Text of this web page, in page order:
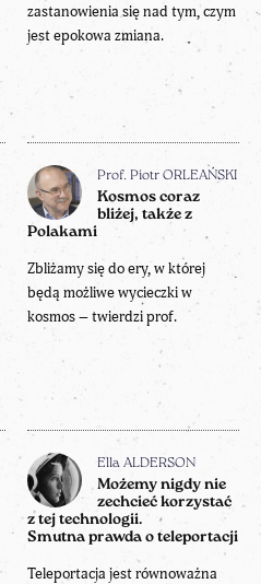
zastanowienia się nad tym, czym
jest epokowa zmiana.
Prof. Piotr ORLEAŃSKI
Kosmos coraz
bliżej, także z
Polakami
Zbliżamy się do ery, w której
będą możliwe wycieczki w
kosmos – twierdzi prof.
Ella ALDERSON
Możemy nigdy nie
zechcieć korzystać
z tej technologii.
Smutna prawda o teleportacji
Teleportacja jest równoważna